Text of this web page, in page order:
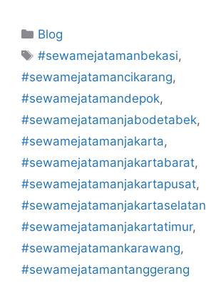
Kategori
Blog
Tag
#sewamejatamanbekasi,
#sewamejatamancikarang,
#sewamejatamandepok,
#sewamejatamanjabodetabek,
#sewamejatamanjakarta,
#sewamejatamanjakartabarat,
#sewamejatamanjakartapusat,
#sewamejatamanjakartaselatan
#sewamejatamanjakartatimur,
#sewamejatamankarawang,
#sewamejatamantanggerang